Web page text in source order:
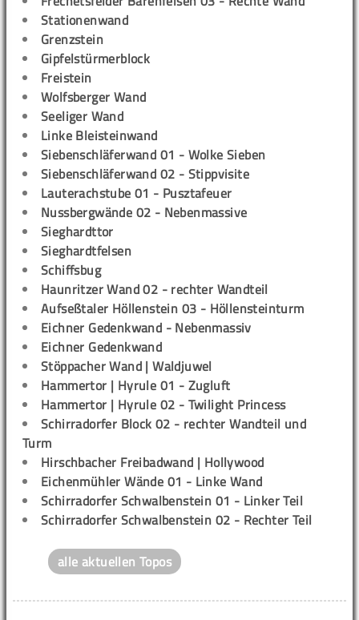
Stationenwand
Grenzstein
Gipfelstürmerblock
Freistein
Wolfsberger Wand
Seeliger Wand
Linke Bleisteinwand
Siebenschläferwand 01 - Wolke Sieben
Siebenschläferwand 02 - Stippvisite
Lauterachstube 01 - Pusztafeuer
Nussbergwände 02 - Nebenmassive
Sieghardttor
Sieghardtfelsen
Schiffsbug
Haunritzer Wand 02 - rechter Wandteil
Aufseßtaler Höllenstein 03 - Höllensteinturm
Eichner Gedenkwand - Nebenmassiv
Eichner Gedenkwand
Stöppacher Wand | Waldjuwel
Hammertor | Hyrule 01 - Zugluft
Hammertor | Hyrule 02 - Twilight Princess
Schirradorfer Block 02 - rechter Wandteil und
Turm
Hirschbacher Freibadwand | Hollywood
Eichenmühler Wände 01 - Linke Wand
Schirradorfer Schwalbenstein 01 - Linker Teil
Schirradorfer Schwalbenstein 02 - Rechter Teil
alle aktuellen Topos